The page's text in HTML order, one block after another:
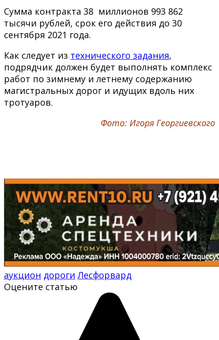
Сумма контракта 38 миллионов 993 862
тысячи рублей, срок его действия до 30
сентября 2021 года.
Как следует из технического задания,
подрядчик должен будет выполнять комплекс
работ по зимнему и летнему содержанию
магистральных дорог и идущих вдоль них
тротуаров.
Фото: Игоря Георгиевского
аукцион дороги Лесфорвард
Оцените статью